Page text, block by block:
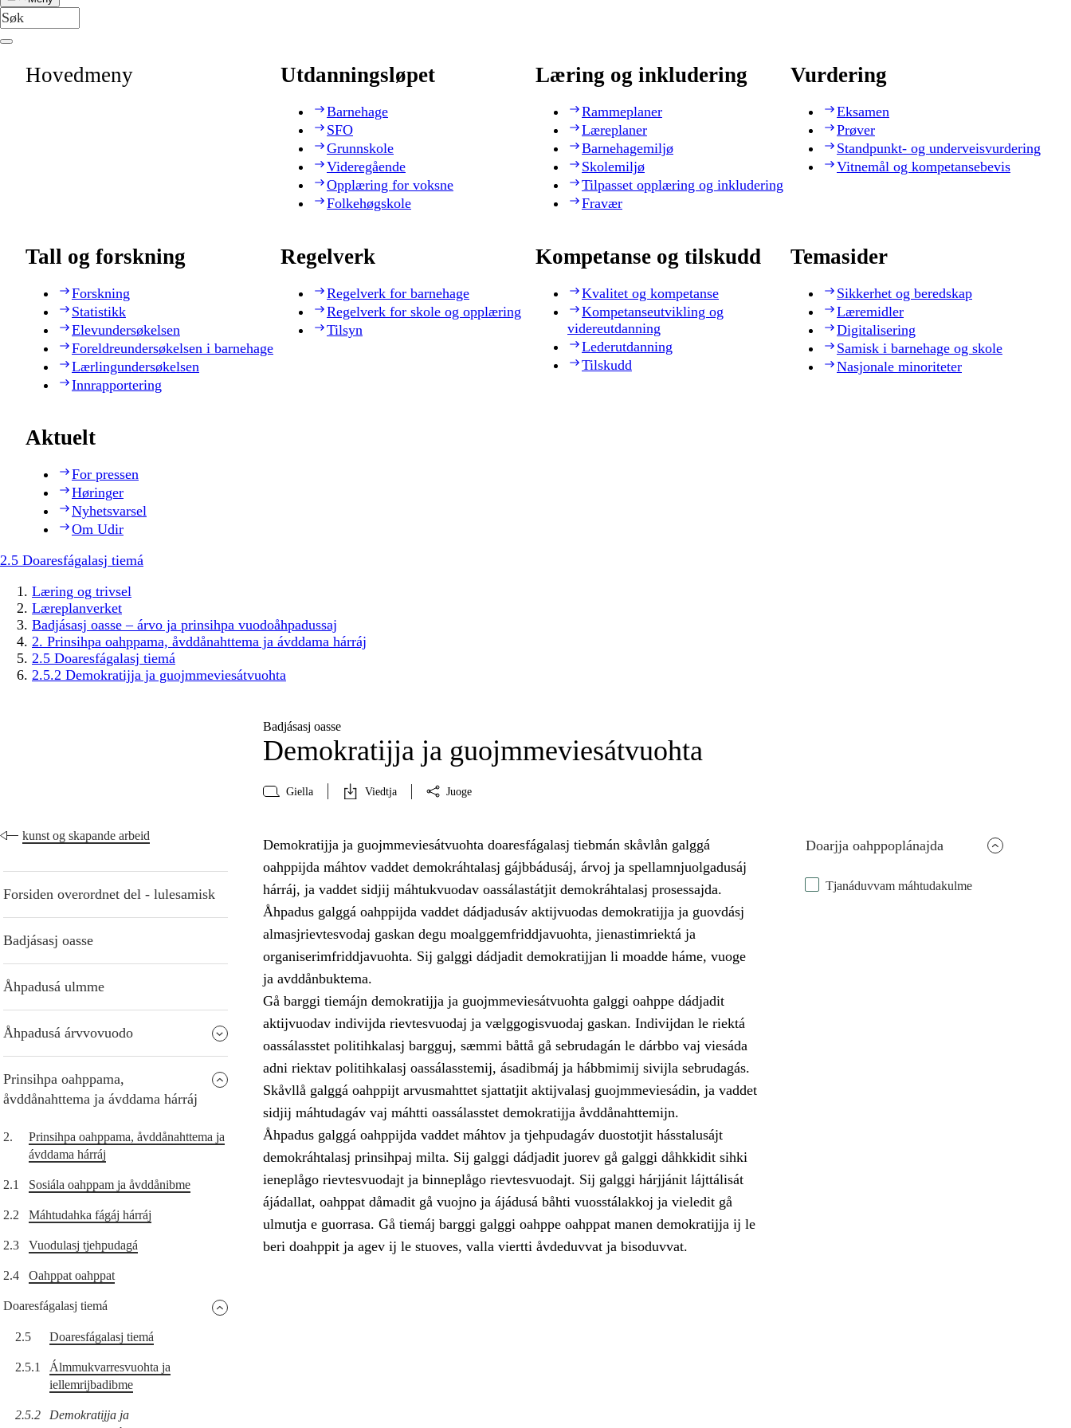
Hovedmeny Utdanningsløpet
Barnehage
SFO
Grunnskole
Videregående
Opplæring for voksne
Folkehøgskole
Læring og inkludering
Rammeplaner
Læreplaner
Barnehagemiljø
Skolemiljø
Tilpasset opplæring og inkludering
Fravær
Vurdering
Eksamen
Prøver
Standpunkt- og underveisvurdering
Vitnemål og kompetansebevis
Tall og forskning
Forskning
Statistikk
Elevundersøkelsen
Foreldreundersøkelsen i barnehage
Lærlingundersøkelsen
Innrapportering
Regelverk
Regelverk for barnehage
Regelverk for skole og opplæring
Tilsyn
Kompetanse og tilskudd
Kvalitet og kompetanse
Kompetanseutvikling og
videreutdanning
Lederutdanning
Tilskudd
Temasider
Sikkerhet og beredskap
Læremidler
Digitalisering
Samisk i barnehage og skole
Nasjonale minoriteter
Aktuelt
For pressen
Høringer
Nyhetsvarsel
Om Udir
2.5 Doaresfágalasj tiemá
Læring og trivsel
Læreplanverket
Badjásasj oasse – árvo ja prinsihpa vuodoåhpadussaj
2. Prinsihpa oahppama, åvddånahttema ja ávddama hárráj
2.5 Doaresfágalasj tiemá
2.5.2 Demokratijja ja guojmmeviesátvuohta
Badjásasj oasse
Demokratijja ja guojmmeviesátvuohta
Giella Viedtja Juoge
kunst og skapande arbeid
Forsiden overordnet del - lulesamisk
Badjásasj oasse
Åhpadusá ulmme
Åhpadusá árvvovuodo
Prinsihpa oahppama,
åvddånahttema ja ávddama hárráj
2.
Prinsihpa oahppama, åvddånahttema ja
ávddama hárráj
2.1 Sosiála oahppam ja åvddånibme
2.2 Máhtudahka fágáj hárráj
2.3 Vuodulasj tjehpudagá
2.4 Oahppat oahppat
Doaresfágalasj tiemá
2.5 Doaresfágalasj tiemá
2.5.1
Álmmukvarresvuohta ja
iellemrijbadibme
2.5.2
Demokratijja ja
Doarjja oahppoplánajda
Tjanáduvvam máhtudakulme
Demokratijja ja guojmmeviesátvuohta doaresfágalasj tiebmán skåvlån galggá
oahppijda máhtov vaddet demokráhtalasj gájbbádusáj, árvoj ja spellamnjuolgadusáj
hárráj, ja vaddet sidjij máhtukvuodav oassálastátjit demokráhtalasj prosessajda.
Åhpadus galggá oahppijda vaddet dádjadusáv aktijvuodas demokratijja ja guovdásj
almasjrievtesvodaj gaskan degu moalggemfriddjavuohta, jienastimriektá ja
organiserimfriddjavuohta. Sij galggi dádjadit demokratijjan li moadde háme, vuoge
ja avddånbuktema.
Gå barggi tiemájn demokratijja ja guojmmeviesátvuohta galggi oahppe dádjadit
aktijvuodav indivijda rievtesvuodaj ja vælggogisvuodaj gaskan. Indivijdan le riektá
oassálasstet politihkalasj bargguj, sæmmi båttå gå sebrudagán le dárbbo vaj viesáda
adni riektav politihkalasj oassálasstemij, ásadibmáj ja hábbmimij sivijla sebrudagás.
Skåvllå galggá oahppijt arvusmahttet sjattatjit aktijvalasj guojmmeviesádin, ja vaddet
sidjij máhtudagáv vaj máhtti oassálasstet demokratijja åvddånahttemijn.
Åhpadus galggá oahppijda vaddet máhtov ja tjehpudagáv duostotjit hásstalusájt
demokráhtalasj prinsihpaj milta. Sij galggi dádjadit juorev gå galggi dåhkkidit sihki
ieneplågo rievtesvuodajt ja binneplågo rievtesvuodajt. Sij galggi hárjjánit lájttálisát
ájádallat, oahppat dåmadit gå vuojno ja ájádusá båhti vuosstálakkoj ja vieledit gå
ulmutja e guorrasa. Gå tiemáj barggi galggi oahppe oahppat manen demokratijja ij le
beri doahppit ja agev ij le stuoves, valla viertti åvdeduvvat ja bisoduvvat.